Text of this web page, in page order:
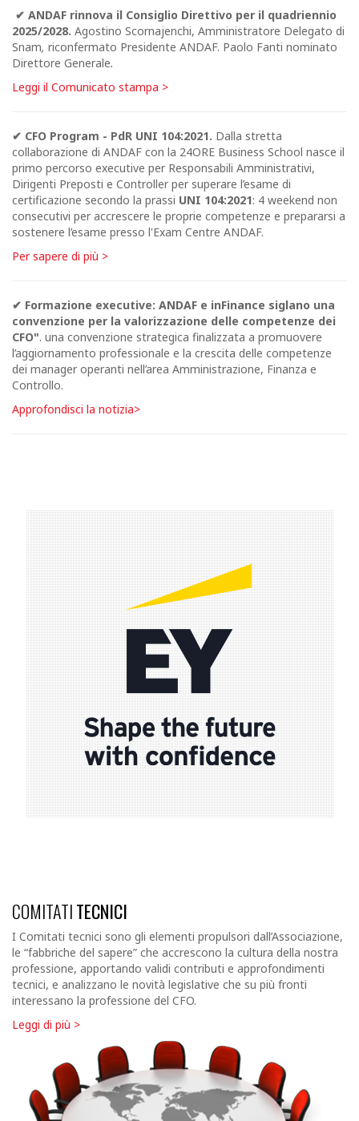
✔ ANDAF rinnova il Consiglio Direttivo per il quadriennio
2025/2028. Agostino Scornajenchi, Amministratore Delegato di
Snam, riconfermato Presidente ANDAF. Paolo Fanti nominato
Direttore Generale.
Leggi il Comunicato stampa >
✔ CFO Program - PdR UNI 104:2021. Dalla stretta
collaborazione di ANDAF con la 24ORE Business School nasce il
primo percorso executive per Responsabili Amministrativi,
Dirigenti Preposti e Controller per superare l’esame di
certificazione secondo la prassi UNI 104:2021: 4 weekend non
consecutivi per accrescere le proprie competenze e prepararsi a
sostenere l’esame presso l'Exam Centre ANDAF.
Per sapere di più >
✔ Formazione executive: ANDAF e inFinance siglano una
convenzione per la valorizzazione delle competenze dei
CFO". una convenzione strategica finalizzata a promuovere
l’aggiornamento professionale e la crescita delle competenze
dei manager operanti nell’area Amministrazione, Finanza e
Controllo.
Approfondisci la notizia>
COMITATITECNICI
I Comitati tecnici sono gli elementi propulsori dall’Associazione,
le “fabbriche del sapere” che accrescono la cultura della nostra
professione, apportando validi contributi e approfondimenti
tecnici, e analizzano le novità legislative che su più fronti
interessano la professione del CFO.
Leggi di più >